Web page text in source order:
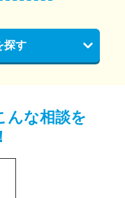
探す
んな相談を